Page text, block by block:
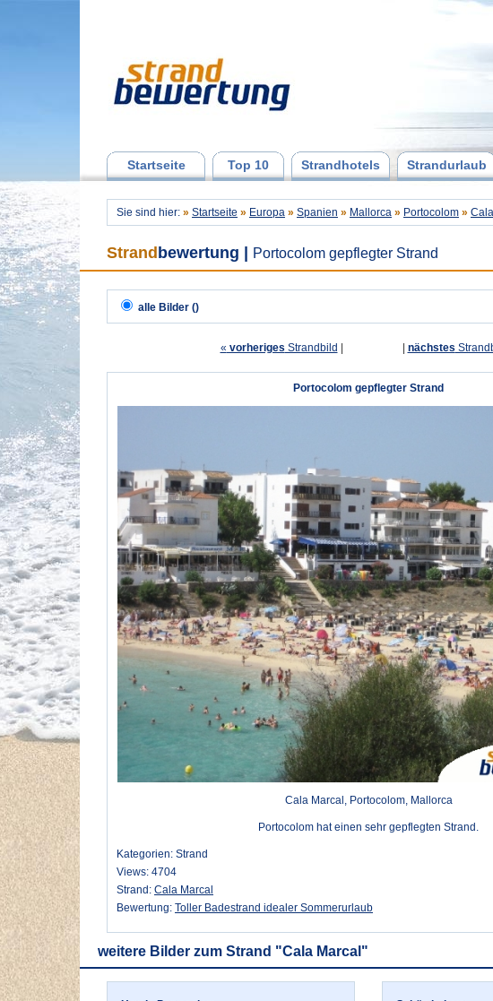
Startseite Top 10 Strandhotels Strandurlaub
Sie sind hier: » Startseite » Europa » Spanien » Mallorca » Portocolom »
Strand bewertung Portocolom gepflegter Strand
alle Bilder ()
« vorheriges Strandbild nächstes
Portocolom gepflegter Strand
Cala Marcal, Portocolom, Mallorca
Portocolom hat einen sehr gepflegten Strand.
Kategorien: Strand
Views: 4704
Strand: Cala Marcal
Bewertung: Toller Badestrand idealer Sommerurlaub
weitere Bilder zum Strand "Cala Marcal"